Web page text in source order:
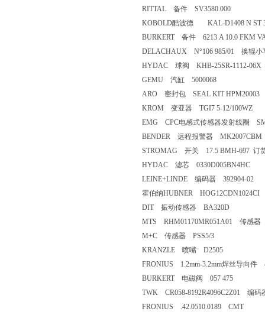
RITTAL 备件 SV3580.000
KOBOLD酷波德 KAL-D1408 N ST
BURKERT 备件 6213 A 10.0 FKM VA
DELACHAUX N°106 985/01 换辊小
HYDAC 球阀 KHB-25SR-1112-06X
GEMU 汽缸 5000068
ARO 密封包 SEAL KIT HPM20003
KROM 变亚器 TGI7 5-12/100WZ
EMG CPC电感式传感器发射线圈
BENDER 远程报警器 MK2007CBM
STROMAG 开关 17.5 BMH-697 订
HYDAC 滤芯 0330D005BN4HC
LEINE+LINDE 编码器 392904-02
霍伯纳HUBNER
DIT 振动传感器 BA320D
MTS RHM01170MR051A01 传感器
M+C 传感器 PSS5/3
KRANZLE 喷嘴 D2505
FRONIUS 1.2mm-3.2mm焊丝导向件
BURKERT 电磁阀 057 475
TWK CR058-8192R4096C2Z01 编码
FRONIUS .42.0510.0189 CMT